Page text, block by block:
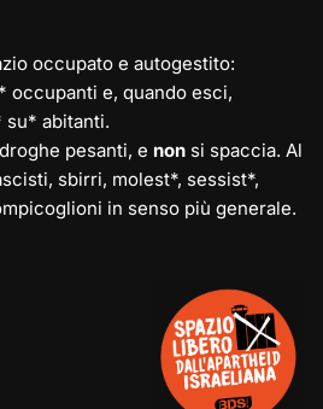
occupato e autogestito:
occupanti e, quando esci,
su* abitanti.
pesanti, e non si spaccia. Al
sbirri, molest*, sessist*,
in senso più generale.